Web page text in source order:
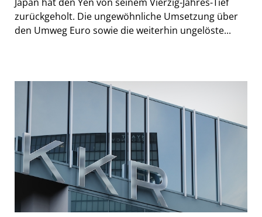
Japan hat den Yen von seinem Vierzig-Jahres-Tief
zurückgeholt. Die ungewöhnliche Umsetzung über
den Umweg Euro sowie die weiterhin ungelöste...